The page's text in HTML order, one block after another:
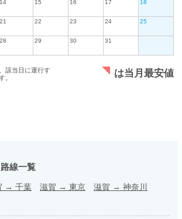
14 15 16 17 18
21 22 23 24 25
28 29 30 31
該当日に運行す
。
は当月最安値
線一覧
→ 千葉 滋賀 → 東京 滋賀 → 神奈川